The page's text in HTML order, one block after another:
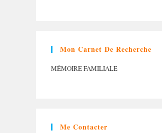
Mon Carnet De Recherche
MÉMOIRE FAMILIALE
Me Contacter